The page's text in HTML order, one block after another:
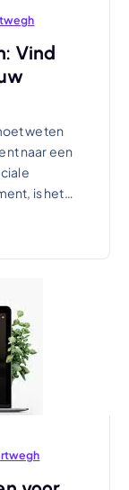
Vind
weten
naar een
is het…